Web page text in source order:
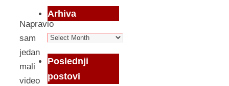
Napravio
sam
jedan
mali
video
Arhiva
Arhiva
Poslednji
postovi